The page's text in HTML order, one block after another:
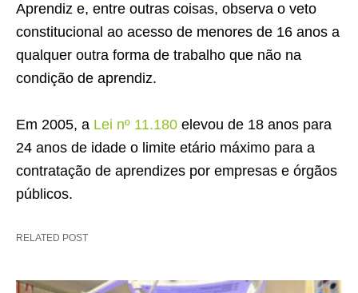
Aprendiz e, entre outras coisas, observa o veto
constitucional ao acesso de menores de 16 anos a
qualquer outra forma de trabalho que não na
condição de aprendiz.
Em 2005, a Lei nº 11.180 elevou de 18 anos para
24 anos de idade o limite etário máximo para a
contratação de aprendizes por empresas e órgãos
públicos.
RELATED POST